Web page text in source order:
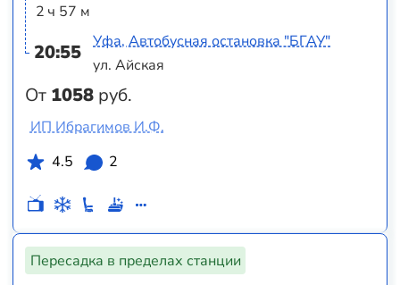
2 ч 57 м
20:55
От 1058 руб.
Уфа, Автобусная остановка "БГАУ"
ул. Айская
ИП Ибрагимов И.Ф.
4.5
2
Пересадка в пределах станции